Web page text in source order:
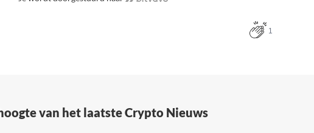
1
van het laatste Crypto Nieuws